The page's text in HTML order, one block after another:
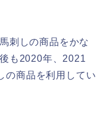
刺しの商品をかな
も2020年、2021
の商品を利用してい